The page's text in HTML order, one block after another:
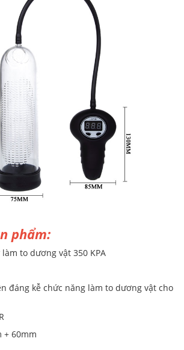
phẩm:
làm to dương vật 350 KPA
đáng kễ chức năng làm to dương vật cho
+ 60mm